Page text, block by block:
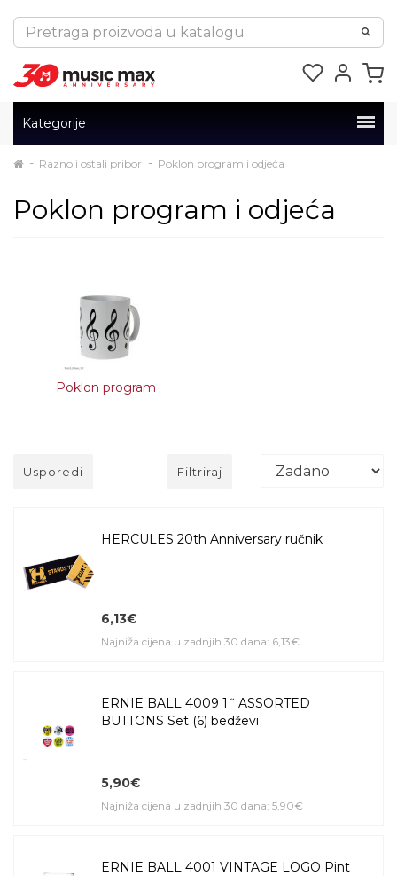
Kategorije
Razno i ostali pribor Poklon program i odjeća
Poklon program i odjeća
Poklon program
Usporedi Filtriraj
HERCULES 20th Anniversary ručnik
6,13€
Najniža cijena u zadnjih 30 dana: 6,13€
ERNIE BALL 4009 1˝ ASSORTED
BUTTONS Set (6) bedževi
5,90€
Najniža cijena u zadnjih 30 dana: 5,90€
ERNIE BALL 4001 VINTAGE LOGO Pint